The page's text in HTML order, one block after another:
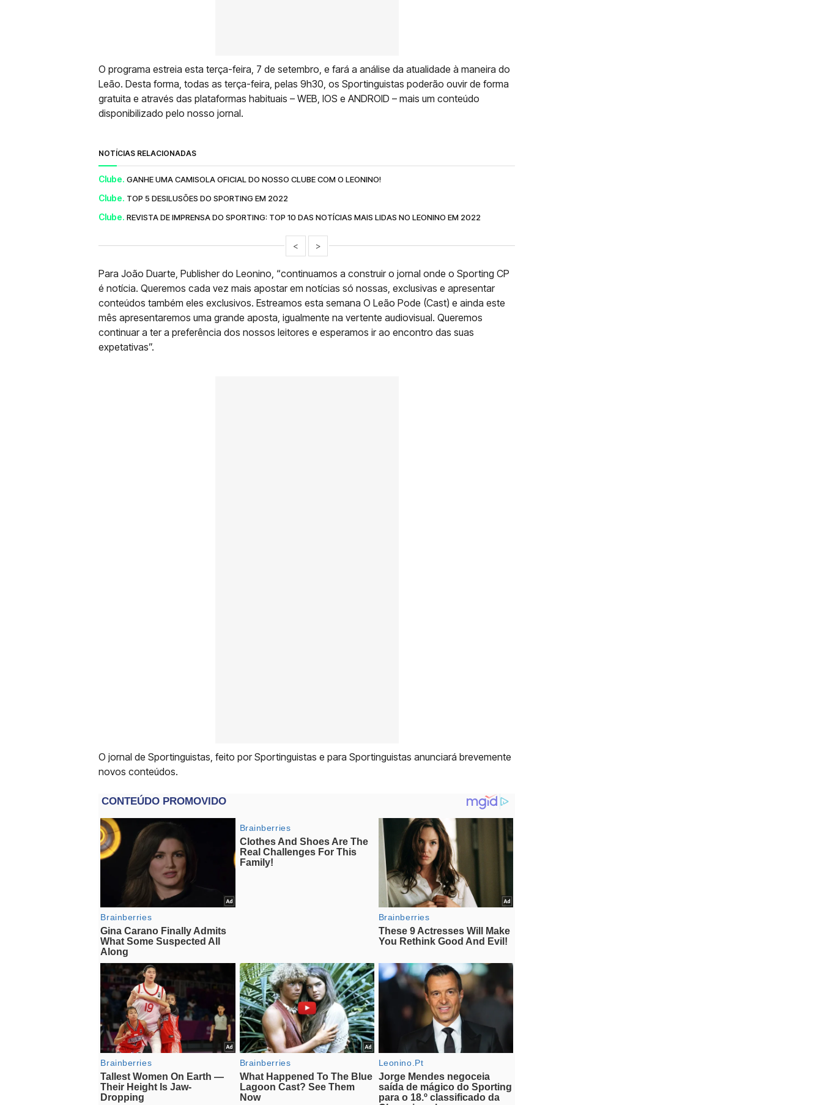
O programa estreia esta terça-feira, 7 de setembro, e fará a análise da atualidade à maneira do
Leão. Desta forma, todas as terça-feira, pelas 9h30, os Sportinguistas poderão ouvir de forma
gratuita e através das plataformas habituais – WEB, IOS e ANDROID – mais um conteúdo
disponibilizado pelo nosso jornal.
NOTÍCIAS RELACIONADAS
Clube. GANHE UMA CAMISOLA OFICIAL DO NOSSO CLUBE COM O LEONINO!
Clube. TOP 5 DESILUSÕES DO SPORTING EM 2022
Clube. REVISTA DE IMPRENSA DO SPORTING: TOP 10 DAS NOTÍCIAS MAIS LIDAS NO LEONINO EM 2022
< >
Para João Duarte, Publisher do Leonino, “continuamos a construir o jornal onde o Sporting CP
é notícia. Queremos cada vez mais apostar em notícias só nossas, exclusivas e apresentar
conteúdos também eles exclusivos. Estreamos esta semana O Leão Pode (Cast) e ainda este
mês apresentaremos uma grande aposta, igualmente na vertente audiovisual. Queremos
continuar a ter a preferência dos nossos leitores e esperamos ir ao encontro das suas
expetativas”.
O jornal de Sportinguistas, feito por Sportinguistas e para Sportinguistas anunciará brevemente
novos conteúdos.